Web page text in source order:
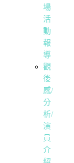
場
活
動
報
導
觀
後
感/
分
析/
演
員
介